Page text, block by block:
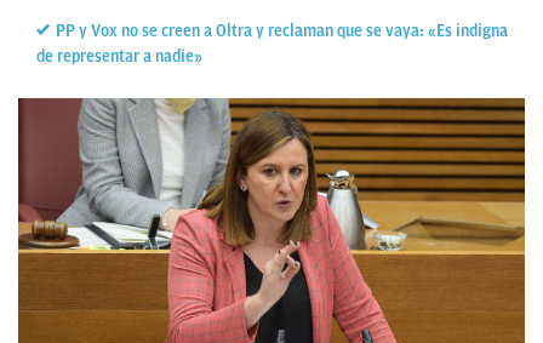
PP y Vox no se creen a Oltra y reclaman que se vaya: «Es indigna
de representar a nadie»